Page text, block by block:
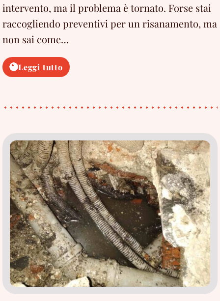
intervento, ma il problema è tornato. Forse stai
raccogliendo preventivi per un risanamento, ma
non sai come…
Leggi tuttoRisanamento
umidità
e
perché
molti
interventi
falliscono